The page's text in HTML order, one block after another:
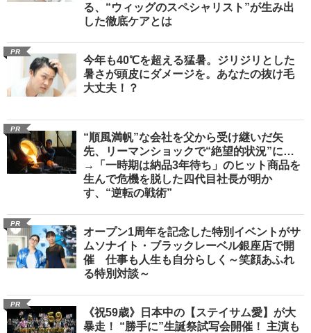
る、“ウィッグのスペシャリスト”が生み出
した徹底ケアとは
PR
今年も40℃を超える猛暑。ジリジリとした
暑さが頭皮にダメージを。あなたの抜け毛
大丈夫！？
PR
“順風満帆”な会社を父から受け継いだ矢
先、リーマンショックで“絶望的状況”に…
→「一時期は納品3年待ち」のヒット商品を
生んで危機を脱した四代目社長が明か
す、“逆転の戦術”
PR
オープン1周年を記念した特別イベントがサ
ムソナイト・ブラックレーベル銀座店で開
催 仕事も人生も自分らしく～笑顔あふれ
る特別対談～
PR
《祝59歳》日本中の【ステイサム愛】が大
暴走！ “勝手に”生誕祭試写会開催！ 主演も